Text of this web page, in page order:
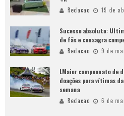
Redacao 19 de
Sucesso absoluto:
de fãs e consagra
Redacao 9 de
LMaior campeonato
doações para vítimas
semana
Redacao 6 de